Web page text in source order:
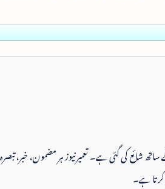
کے ساتھ شائع کی گئی ہے۔ تعمیرنیوز ہر مضمون، خبر،
ہے۔